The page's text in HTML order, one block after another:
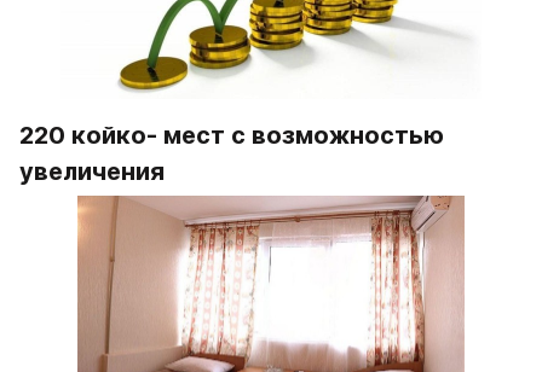
220 койко- мест с возможностью
увеличения